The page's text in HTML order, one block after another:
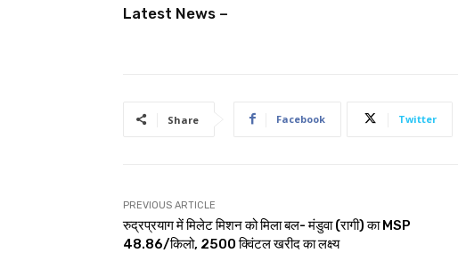
Latest News –
Share Facebook Twitter
PREVIOUS ARTICLE
रुद्रप्रयाग में मिलेट मिशन को मिला बल- मंडुवा (रागी) का MSP
₹48.86/किलो, 2500 क्विंटल खरीद का लक्ष्य